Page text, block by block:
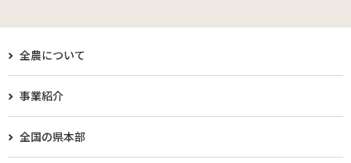
全農について
事業紹介
全国の県本部